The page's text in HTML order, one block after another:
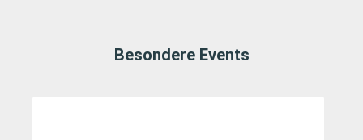
Besondere Events